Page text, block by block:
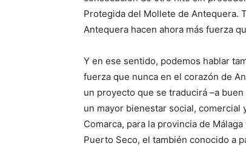
Protegida del Mollete de Antequera.
Antequera hacen ahora más fuerza
Y en ese sentido, podemos hablar
fuerza que nunca en el corazón de
un proyecto que se traducirá –a
un mayor bienestar social, comercial
Comarca, para la provincia de
Puerto Seco, el también conocido a